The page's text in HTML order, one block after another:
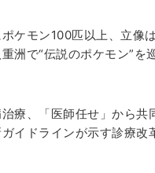
ポケモン100匹以上、立像
洲で“伝説のポケモン”を
治療、「医師任せ」から共
イドラインが示す診療改